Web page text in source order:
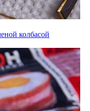
колбасой